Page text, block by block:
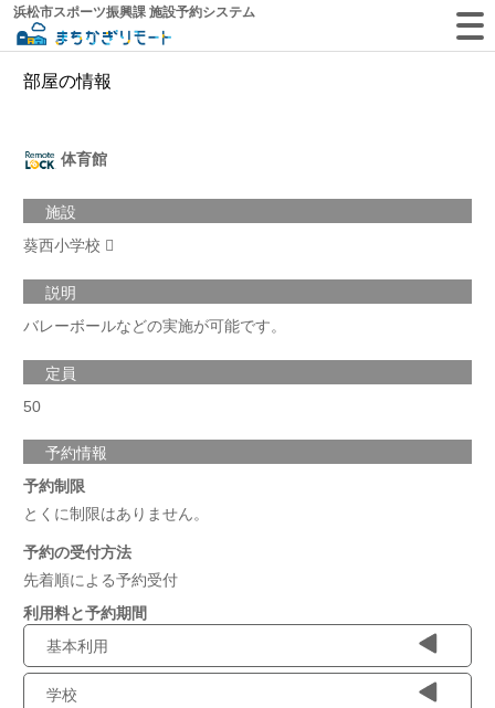
浜松市スポーツ振興課 施設予約システム
部屋の情報
体育館
施設
葵西小学校
説明
バレーボールなどの実施が可能です。
定員
50
予約情報
予約制限
とくに制限はありません。
予約の受付方法
先着順による予約受付
利用料と予約期間
基本利用
学校